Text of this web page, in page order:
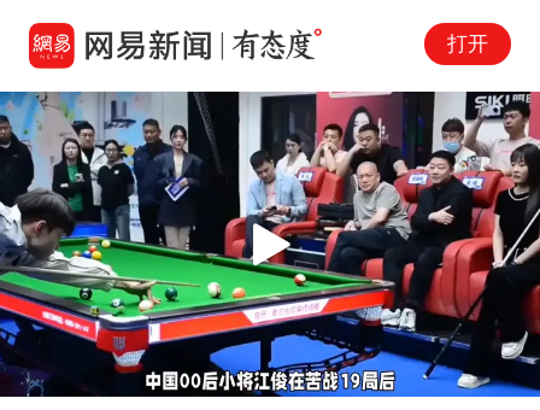
打开
00:00 01:03
Play